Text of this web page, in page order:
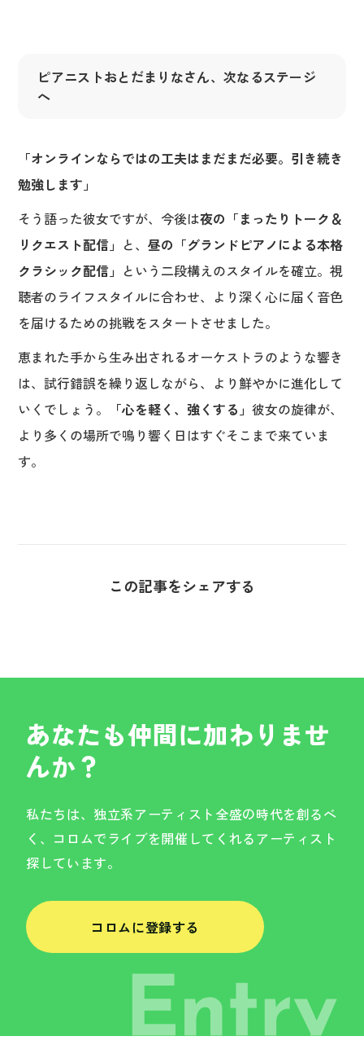
ピアニストおとだまりなさん、次なるステージ
へ
「オンラインならではの工夫はまだまだ必要。引き続き
勉強します」
そう語った彼女ですが、今後は夜の「まったりトーク＆
リクエスト配信」 と、昼の「グランドピアノによる本格
クラシック配信」 という二段構えのスタイルを確立。視
聴者のライフスタイルに合わせ、より深く心に届く音色
を届けるための挑戦をスタートさせました。
恵まれた手から生み出されるオーケストラのような響き
は、試行錯誤を繰り返しながら、より鮮やかに進化して
いくでしょう。
「心を軽く、強くする」彼女の旋律が、
より多くの場所で鳴り響く日はすぐそこまで来ていま
す。
この記事をシェアする
あなたも仲間に加わりませ
んか？
私たちは、独立系アーティスト全盛の時代を創るべ
く、コロムでライブを開催してくれるアーティスト
探しています。
コロムに登録する